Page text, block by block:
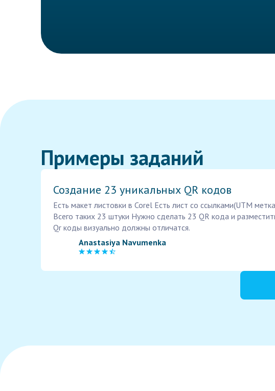
Примеры заданий
Создание 23 уникальных QR кодов
Есть макет листовки в Corel Есть лист со ссылками(UTM
Всего таких 23 штуки Нужно сделать 23 QR кода и
Qr коды визуально должны отличатся.
Anastasiya Navumenka